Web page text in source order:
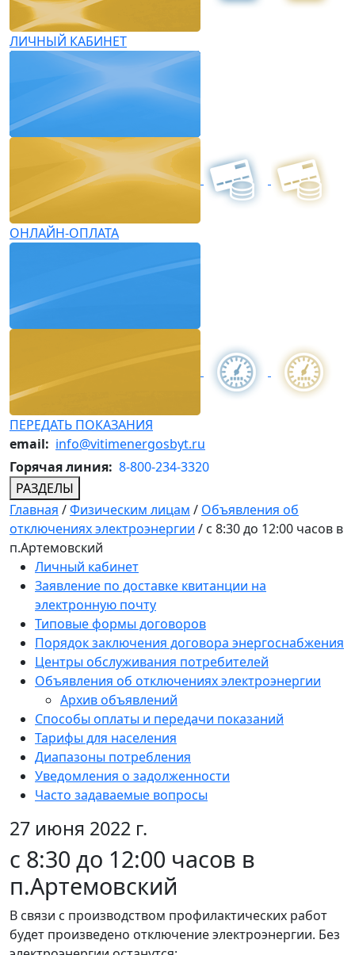
ЛИЧНЫЙ КАБИНЕТ
ОНЛАЙН-ОПЛАТА
ПЕРЕДАТЬ ПОКАЗАНИЯ
email: info@vitimenergosbyt.ru
Горячая линия: 8-800-234-3320
РАЗДЕЛЫ
Главная /Физическим лицам / Объявления об
отключениях электроэнергии / с 8:30 до 12:00 часов в
п.Артемовский
Личный кабинет
Заявление по доставке квитанции на
электронную почту
Типовые формы договоров
Порядок заключения договора энергоснабжения
Центры обслуживания потребителей
Объявления об отключениях электроэнергии
Архив объявлений
Способы оплаты и передачи показаний
Тарифы для населения
Диапазоны потребления
Уведомления о задолженности
Часто задаваемые вопросы
27 июня 2022 г.
с 8:30 до 12:00 часов в
п.Артемовский
В связи с производством профилактических работ
будет произведено отключение электроэнергии. Без